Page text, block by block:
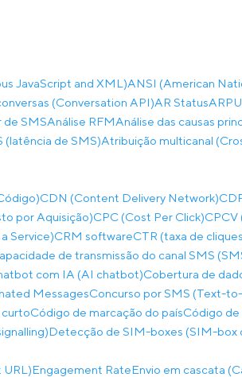
JavaScript and XML)ANSI (American
(Conversation API)AR Status
de SMSAnálise RFMAnálise das causas
(latência de SMS)Atribuição multicanal
CDN (Content Delivery Network)
por Aquisição)CPC (Cost Per Click)CPCV
Service)CRM softwareCTR (taxa de
de transmissão do canal SMS
com IA (AI chatbot)Cobertura de
MessagesConcurso por SMS (Text-
Código de marcação do paísCódigo
Detecção de SIM-boxes (SIM-box
URL)Engagement RateEnvio em cascata